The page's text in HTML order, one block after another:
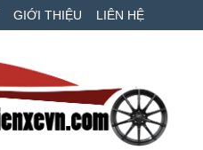
GIỚI THIỆU LIÊN HỆ